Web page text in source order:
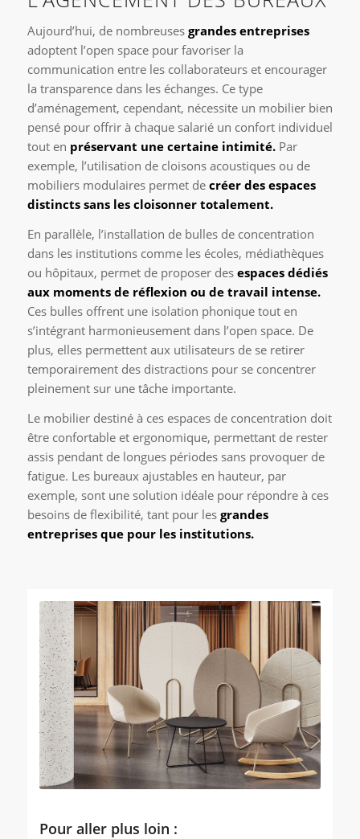
Aujourd’hui, de nombreusesgrandes entreprises
adoptent l’open space pour favoriser la
communication entre les collaborateurs et encourager
la transparence dans les échanges. Ce type
d’aménagement, cependant, nécessite un mobilier bien
pensé pour offrir à chaque salarié un confort individuel
tout en préservant une certaine intimité.Par
exemple, l’utilisation de cloisons acoustiques ou de
mobiliers modulaires permet de créer des espaces
distincts sans les cloisonner totalement.
En parallèle, l’installation de bulles de concentration
dans les institutions comme les écoles, médiathèques
ou hôpitaux, permet de proposer des espaces dédiés
aux moments de réflexion ou de travail intense.
Ces bulles offrent une isolation phonique tout en
s’intégrant harmonieusement dans l’open space. De
plus, elles permettent aux utilisateurs de se retirer
temporairement des distractions pour se concentrer
pleinement sur une tâche importante.
Le mobilier destiné à ces espaces de concentration doit
être confortable et ergonomique, permettant de rester
assis pendant de longues périodes sans provoquer de
fatigue. Les bureaux ajustables en hauteur, par
exemple, sont une solution idéale pour répondre à ces
besoins de flexibilité, tant pour les grandes
entreprises que pour les institutions.
Pour aller plus loin :